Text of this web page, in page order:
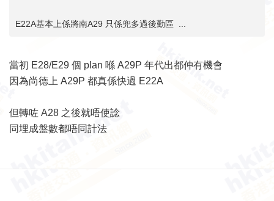
E22A基本上係將南A29 只係兜多過後勤區 ...
當初 E28/E29 個 plan 喺 A29P 年代出都仲有機會
因為尚德上 A29P 都真係快過 E22A
但轉咗 A28 之後就唔使諗
同埋成盤數都唔同計法